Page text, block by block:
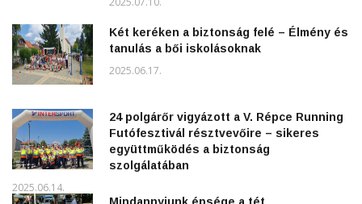
Két keréken a biztonság felé – Élmény és
tanulás a bői iskolásoknak
2025.06.17.
24 polgárőr vigyázott a V. Répce Running
Futófesztivál résztvevőire – sikeres
együttműködés a biztonság
szolgálatában
2025.06.14.